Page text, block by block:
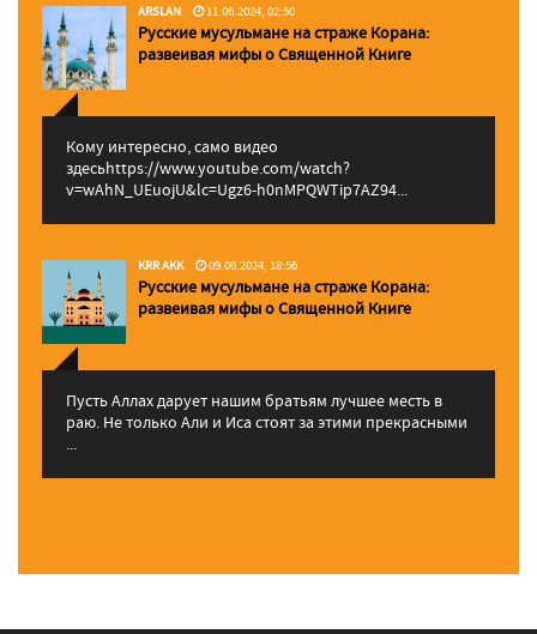
ARSLAN 11.06.2024, 02:50
Русские мусульмане на страже Корана:
pазвеивая мифы о Священной Книге
Кому интересно, само видео
здесьhttps://www.youtube.com/watch?
v=wAhN_UEuojU&lc=Ugz6-h0nMPQWTip7AZ94...
KRR AKK 09.06.2024, 18:56
Русские мусульмане на страже Корана:
pазвеивая мифы о Священной Книге
Пусть Аллах дарует нашим братьям лучшее месть в
раю. Не только Али и Иса стоят за этими прекрасными
...